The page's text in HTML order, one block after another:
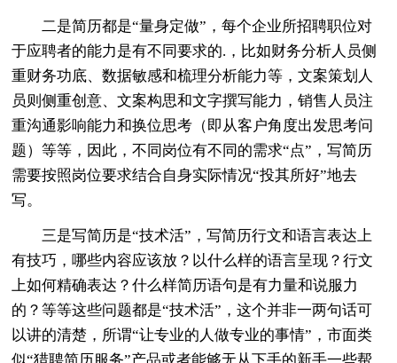
二是简历都是“量身定做”，每个企业所招聘职位对
于应聘者的能力是有不同要求的.，比如财务分析人员侧
重财务功底、数据敏感和梳理分析能力等，文案策划人
员则侧重创意、文案构思和文字撰写能力，销售人员注
重沟通影响能力和换位思考（即从客户角度出发思考问
题）等等，因此，不同岗位有不同的需求“点”，写简历
需要按照岗位要求结合自身实际情况“投其所好”地去
写。
三是写简历是“技术活”，写简历行文和语言表达上
有技巧，哪些内容应该放？以什么样的语言呈现？行文
上如何精确表达？什么样简历语句是有力量和说服力
的？等等这些问题都是“技术活”，这个并非一两句话可
以讲的清楚，所谓“让专业的人做专业的事情”，市面类